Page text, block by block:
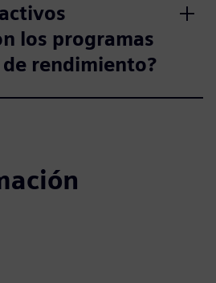
los programas
rendimiento?